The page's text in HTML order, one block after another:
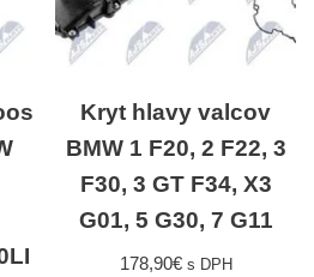
Kryt hlavy valcov
BMW 1 F20, 2 F22, 3
F30, 3 GT F34, X3
G01, 5 G30, 7 G11
178,90€ s DPH